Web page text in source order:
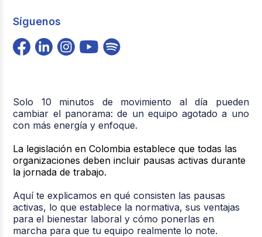
Síguenos
Solo 10 minutos de movimiento al día pueden
cambiar el panorama: de un equipo agotado a uno
con más energía y enfoque.
La legislación en Colombia establece que todas las
organizaciones deben incluir pausas activas durante
la jornada de trabajo.
Aquí te explicamos en qué consisten las pausas
activas, lo que establece la normativa, sus ventajas
para el bienestar laboral y cómo ponerlas en
marcha para que tu equipo realmente lo note.